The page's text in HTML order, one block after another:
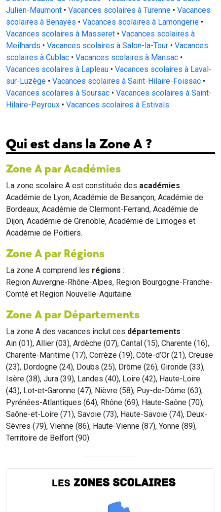
Julien-Maumont • Vacances scolaires à Turenne • Vacances
scolaires à Benayes • Vacances scolaires à Lamongerie •
Vacances scolaires à Masseret • Vacances scolaires à
Meilhards • Vacances scolaires à Salon-la-Tour • Vacances
scolaires à Cublac • Vacances scolaires à Mansac •
Vacances scolaires à Lapleau • Vacances scolaires à Laval-
sur-Luzège • Vacances scolaires à Saint-Hilaire-Foissac •
Vacances scolaires à Soursac • Vacances scolaires à Saint-
Hilaire-Peyroux • Vacances scolaires à Estivals
Qui est dans la Zone A ?
Zone A par Académies
La zone scolaire A est constituée des académies :
Académie de Lyon, Académie de Besançon, Académie de
Bordeaux, Académie de Clermont-Ferrand, Académie de
Dijon, Académie de Grenoble, Académie de Limoges et
Académie de Poitiers.
Zone A par Régions
La zone A comprend les régions :
Region Auvergne-Rhône-Alpes, Region Bourgogne-Franche-
Comté et Region Nouvelle-Aquitaine.
Zone A par Départements
La zone A des vacances inclut ces départements :
Ain (01), Allier (03), Ardèche (07), Cantal (15), Charente (16),
Charente-Maritime (17), Corrèze (19), Côte-d’Or (21), Creuse
(23), Dordogne (24), Doubs (25), Drôme (26), Gironde (33),
Isère (38), Jura (39), Landes (40), Loire (42), Haute-Loire
(43), Lot-et-Garonne (47), Nièvre (58), Puy-de-Dôme (63),
Pyrénées-Atlantiques (64), Rhône (69), Haute-Saône (70),
Saône-et-Loire (71), Savoie (73), Haute-Savoie (74), Deux-
Sèvres (79), Vienne (86), Haute-Vienne (87), Yonne (89),
Territoire de Belfort (90).